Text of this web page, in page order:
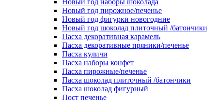
Новый год наборы шоколада
Новый год пирожное/печенье
Новый год фигурки новогодние
Новый год шоколад плиточный /батончики
Пасха декоративная карамель
Пасха декоративные пряники/печенье
Пасха куличи
Пасха наборы конфет
Пасха пирожные/печенье
Пасха шоколад плиточный /батончики
Пасха шоколад фигурный
Пост печенье